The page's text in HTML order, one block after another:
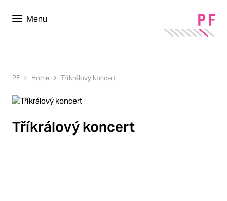
Menu
PF Home Tříkrálový koncert
Tříkrálový koncert